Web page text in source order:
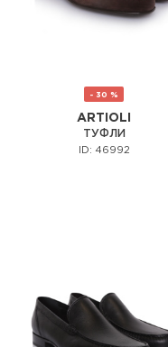
- 30 %
ARTIOLI
ТУФЛИ
ID: 46992